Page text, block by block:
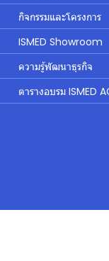
กิจกรรมและโครงการ
ISMED Showroom
ความรู้พัฒนาธุรกิจ
ตารางอบรม ISMED